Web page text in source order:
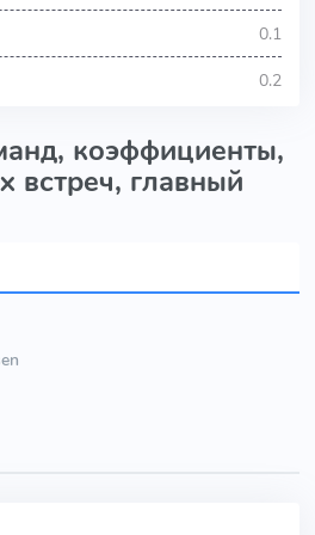
0.1
0.2
коэффициенты,
встреч, главный